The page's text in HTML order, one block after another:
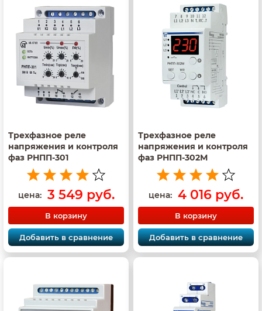
Трехфазное реле
напряжения и контроля
фаз РНПП-301
цена: 3 549 руб.
В корзину
Добавить в сравнение
Трехфазное реле
напряжения и контроля
фаз РНПП-302М
цена: 4 016 руб.
В корзину
Добавить в сравнение